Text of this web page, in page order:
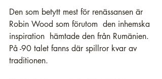
Den som betytt mest för renässansen är
Robin Wood som förutom  den inhemska
inspiration  hämtade den från Rumänien.
På -90 talet fanns där spillror kvar av
traditionen.